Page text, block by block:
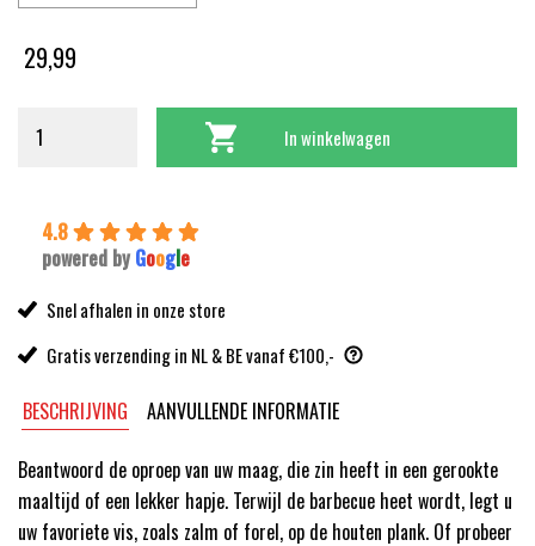
29,99
In winkelwagen
4.8
powered by Google
Snel afhalen in onze store
Gratis verzending in NL & BE vanaf €100,-
BESCHRIJVING AANVULLENDE INFORMATIE
Beantwoord de oproep van uw maag, die zin heeft in een gerookte
maaltijd of een lekker hapje. Terwijl de barbecue heet wordt, legt u
uw favoriete vis, zoals zalm of forel, op de houten plank. Of probeer